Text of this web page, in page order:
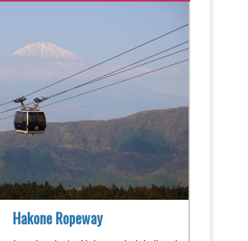
Hakone Ropeway